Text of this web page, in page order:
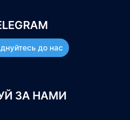
до нас
ЗА НАМИ